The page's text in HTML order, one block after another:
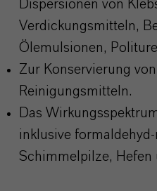
Dispersionen von
Verdickungsmitteln,
Ölemulsionen,
Zur Konservierung
Reinigungsmitteln.
Das
inklusive
Schimmelpilze, Hefen